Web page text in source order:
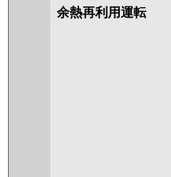
余熱再利用運転